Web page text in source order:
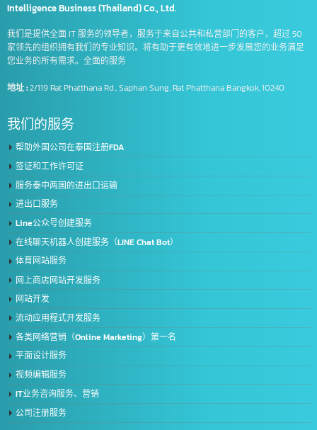
符号的好处
续展GACC注册号 许可证 GACC
Intelligence Business (Thailand) Co., Ltd.
我们是提供全面 IT 服务的领导者，服务于来自公共和私营部门的客户，超过 50
家领先的组织拥有我们的专业知识。将有助于更有效地进一步发展您的业务满
您业务的所有需求。全面的服务
地址 :2/119 Rat Phatthana Rd., Saphan Sung, Rat Phatthana Bangkok, 10240
我们的服务
帮助外国公司在泰国注册FDA
签证和工作许可证
服务泰中两国的进出口运输
进出口服务
Line公众号创建服务
在线聊天机器人创建服务（LINE Chat Bot）
体育网站服务